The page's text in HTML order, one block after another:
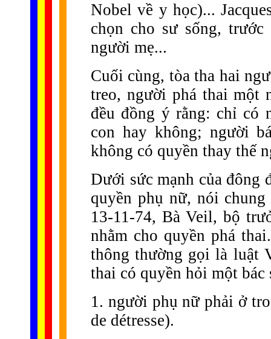
Nobel về y học)...
chọn cho sư sống,
người mẹ...
Cuối cùng, tòa tha hai
treo, người phá thai một
đều đồng ý rằng: chỉ có
con hay không; người
không có quyền thay thế
Dưới sức mạnh của đông
quyền phụ nữ, nói
13-11-74, Bà Veil, bộ
nhằm cho quyền phá
thông thường gọi là luật
thai có quyền hỏi một
1. người phụ nữ phải ở
de détresse).